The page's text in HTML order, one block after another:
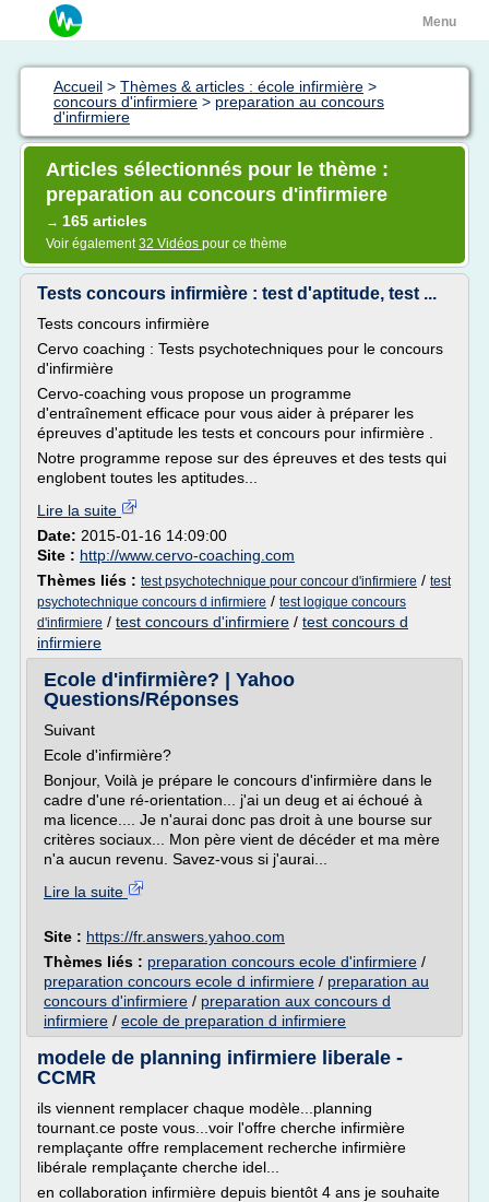
Menu
Accueil > Thèmes & articles : école infirmière >
concours d'infirmiere > preparation au concours
d'infirmiere
Articles sélectionnés pour le thème :
preparation au concours d'infirmiere
→ 165 articles
Voir également32 Vidéos pour ce thème
Tests concours infirmière : test d'aptitude, test ...
Tests concours infirmière
Cervo coaching : Tests psychotechniques pour le concours
d'infirmière
Cervo-coaching vous propose un programme
d'entraînement efficace pour vous aider à préparer les
épreuves d'aptitude les tests et concours pour infirmière .
Notre programme repose sur des épreuves et des tests qui
englobent toutes les aptitudes...
Lire la suite
Date: 2015-01-16 14:09:00
Site : http://www.cervo-coaching.com
Thèmes liés : test psychotechnique pour concour d'infirmiere / test
psychotechnique concours d infirmiere / test logique concours
d'infirmiere / test concours d'infirmiere / test concours d
infirmiere
Ecole d'infirmière? | Yahoo
Questions/Réponses
Suivant
Ecole d'infirmière?
Bonjour, Voilà je prépare le concours d'infirmière dans le
cadre d'une ré-orientation... j'ai un deug et ai échoué à
ma licence.... Je n'aurai donc pas droit à une bourse sur
critères sociaux... Mon père vient de décéder et ma mère
n'a aucun revenu. Savez-vous si j'aurai...
Lire la suite
Site : https://fr.answers.yahoo.com
Thèmes liés : preparation concours ecole d'infirmiere /
preparation concours ecole d infirmiere / preparation au
concours d'infirmiere / preparation aux concours d
infirmiere / ecole de preparation d infirmiere
modele de planning infirmiere liberale -
CCMR
ils viennent remplacer chaque modèle...planning
tournant.ce poste vous...voir l'offre cherche infirmière
remplaçante offre remplacement recherche infirmière
libérale remplaçante cherche idel...
en collaboration infirmière depuis bientôt 4 ans je souhaite